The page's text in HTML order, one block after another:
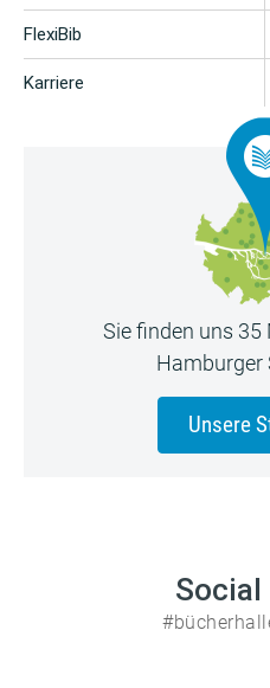
FlexiBib
Karriere
Sie finden uns
Hamburger
Unsere
Social